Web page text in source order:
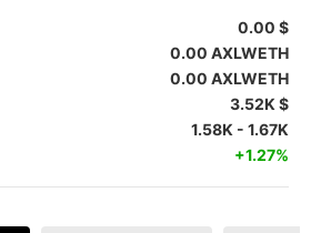
0.00 $
0.00 AXLWETH
0.00 AXLWETH
3.52K $
1.58K - 1.67K
+1.27%